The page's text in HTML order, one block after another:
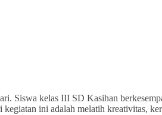
Siswa kelas III SD Kasihan
ini adalah melatih kreativitas,